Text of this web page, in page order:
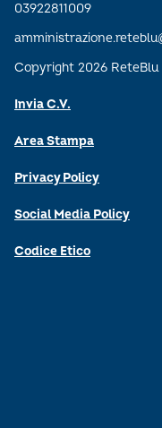
03922811009
Copyright 2026
Invia C.V.
Area Stampa
Privacy Policy
Social Media Policy
Codice Etico